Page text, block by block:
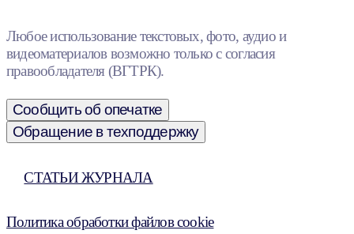
Любое использование текстовых, фото, аудио и
видеоматериалов возможно только с согласия
правообладателя (ВГТРК).
Сообщить об опечатке
Обращение в техподдержку
СТАТЬИ ЖУРНАЛА
Политика обработки файлов cookie